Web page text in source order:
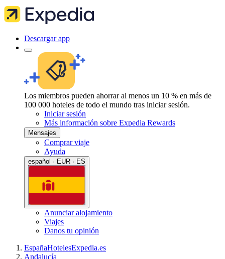
Descargar app
Los miembros pueden ahorrar al menos un 10 % en más de
100 000 hoteles de todo el mundo tras iniciar sesión.
Iniciar sesión
Más información sobre Expedia Rewards
Mensajes
Comprar viaje
Ayuda
español · EUR · ES
Anunciar alojamiento
Viajes
Danos tu opinión
EspañaHotelesExpedia.es
Andalucía